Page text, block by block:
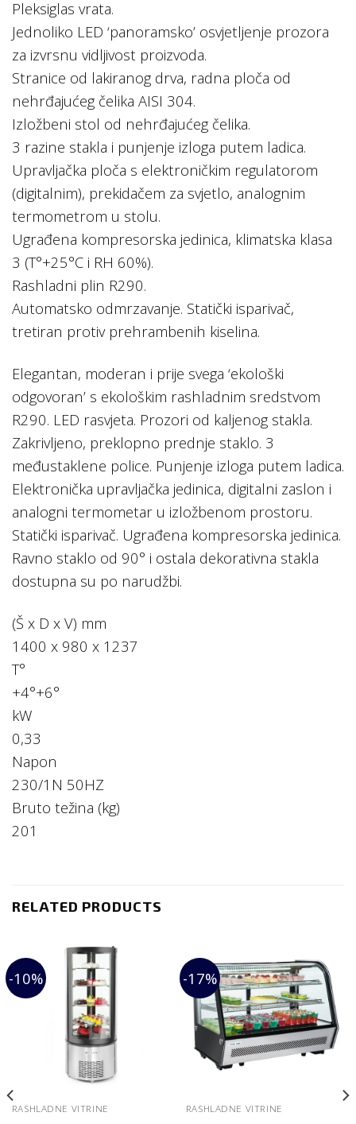
Pleksiglas vrata.
Jednoliko LED ‘panoramsko’ osvjetljenje prozora
za izvrsnu vidljivost proizvoda.
Stranice od lakiranog drva, radna ploča od
nehrđajućeg čelika AISI 304.
Izložbeni stol od nehrđajućeg čelika.
3 razine stakla i punjenje izloga putem ladica.
Upravljačka ploča s elektroničkim regulatorom
(digitalnim), prekidačem za svjetlo, analognim
termometrom u stolu.
Ugrađena kompresorska jedinica, klimatska klasa
3 (T°+25°C i RH 60%).
Rashladni plin R290.
Automatsko odmrzavanje. Statički isparivač,
tretiran protiv prehrambenih kiselina.
Elegantan, moderan i prije svega ‘ekološki
odgovoran’ s ekološkim rashladnim sredstvom
R290. LED rasvjeta. Prozori od kaljenog stakla.
Zakrivljeno, preklopno prednje staklo. 3
međustaklene police. Punjenje izloga putem ladica.
Elektronička upravljačka jedinica, digitalni zaslon i
analogni termometar u izložbenom prostoru.
Statički isparivač. Ugrađena kompresorska jedinica.
Ravno staklo od 90° i ostala dekorativna stakla
dostupna su po narudžbi.
(Š x D x V) mm
1400 x 980 x 1237
T°
+4°+6°
kW
0,33
Napon
230/1N 50HZ
Bruto težina (kg)
201
RELATED PRODUCTS
-10%
RASHLADNE VITRINE
-17%
RASHLADNE VITRINE